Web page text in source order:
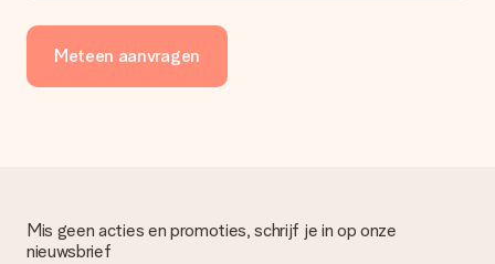
Meteen aanvragen
Mis geen acties en promoties, schrijf je in op onze
nieuwsbrief